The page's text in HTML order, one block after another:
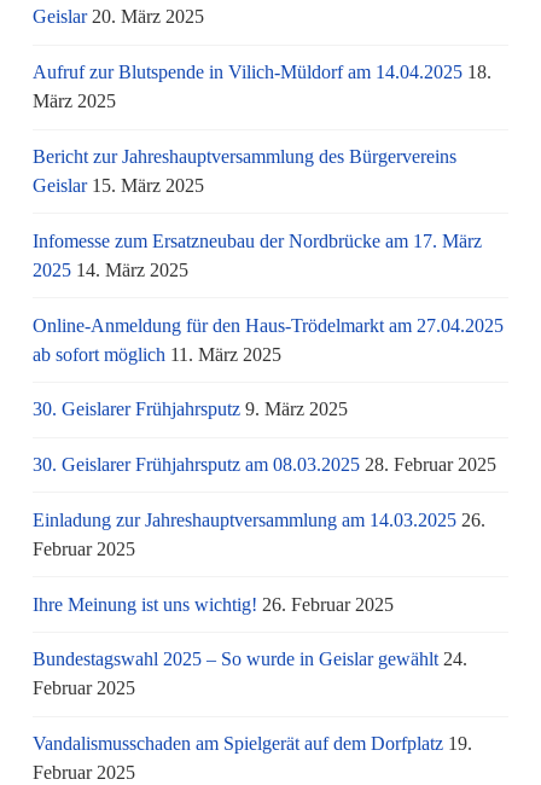
Geislar 20. März 2025
Aufruf zur Blutspende in Vilich-Müldorf am 14.04.2025 18.
März 2025
Bericht zur Jahreshauptversammlung des Bürgervereins
Geislar 15. März 2025
Infomesse zum Ersatzneubau der Nordbrücke am 17. März
2025 14. März 2025
Online-Anmeldung für den Haus-Trödelmarkt am 27.04.2025
ab sofort möglich 11. März 2025
30. Geislarer Frühjahrsputz 9. März 2025
30. Geislarer Frühjahrsputz am 08.03.2025 28. Februar 2025
Einladung zur Jahreshauptversammlung am 14.03.2025 26.
Februar 2025
Ihre Meinung ist uns wichtig! 26. Februar 2025
Bundestagswahl 2025 – So wurde in Geislar gewählt 24.
Februar 2025
Vandalismusschaden am Spielgerät auf dem Dorfplatz 19.
Februar 2025